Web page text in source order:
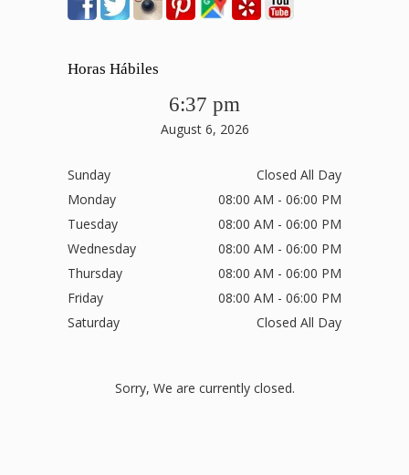
Horas Hábiles
6:37 pm
August 6, 2026
Sunday
Closed All Day
Monday
08:00 AM - 06:00 PM
Tuesday
08:00 AM - 06:00 PM
Wednesday
08:00 AM - 06:00 PM
Thursday
08:00 AM - 06:00 PM
Friday
08:00 AM - 06:00 PM
Saturday
Closed All Day
Sorry, We are currently closed.